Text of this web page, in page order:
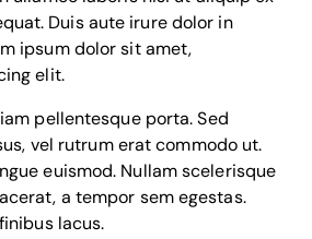
Duis aute irure dolor in
ipsum dolor sit amet,
elit.
pellentesque porta. Sed
vel rutrum erat commodo ut.
euismod. Nullam scelerisque
a tempor sem egestas.
lacus.